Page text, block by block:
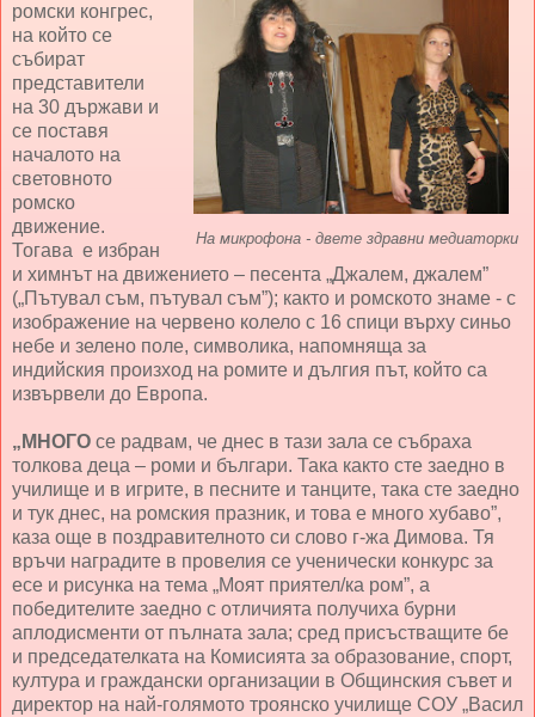
На микрофона - двете здравни медиаторки
ромски конгрес,
на който се
събират
представители
на 30 държави и
се поставя
началото на
световното
ромско
движение.
Тогава е избран
и химнът на движението – песента „Джалем, джалем”
(„Пътувал съм, пътувал съм”); както и ромското знаме - с
изображение на червено колело с 16 спици върху синьо
небе и зелено поле, символика, напомняща за
индийския произход на ромите и дългия път, който са
извървели до Европа.
„МНОГО се радвам, че днес в тази зала се събраха
толкова деца – роми и българи. Така както сте заедно в
училище и в игрите, в песните и танците, така сте заедно
и тук днес, на ромския празник, и това е много хубаво”,
каза още в поздравителното си слово г-жа Димова. Тя
връчи наградите в провелия се ученически конкурс за
есе и рисунка на тема „Моят приятел/ка ром”, а
победителите заедно с отличията получиха бурни
аплодисменти от пълната зала; сред присъстващите бе
и председателката на Комисията за образование, спорт,
култура и граждански организации в Общинския съвет и
директор на най-голямото троянско училище СОУ „Васил